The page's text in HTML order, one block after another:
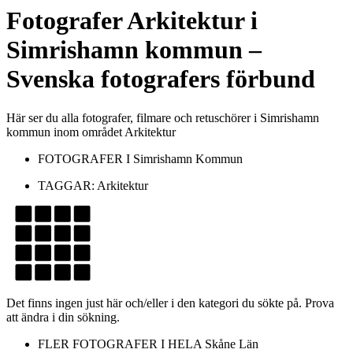
FotograferArkitekturi
Simrishamn kommun–
Svenska fotografers förbund
Här ser du alla fotografer, filmare och retuschörer i Simrishamn
kommun inom området Arkitektur
FOTOGRAFER I Simrishamn Kommun
TAGGAR: Arkitektur
Det finns ingen just här och/eller i den kategori du sökte på. Prova
att ändra i din sökning.
FLER FOTOGRAFER I HELA Skåne Län